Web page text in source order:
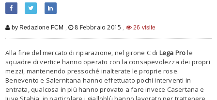
by Redazione FCM , 8 Febbraio 2015 , 26 visite
Alla fine del mercato di riparazione, nel girone C di Lega Prole
squadre di vertice hanno operato con la consapevolezza dei propri
mezzi, mantenendo pressoché inalterate le proprie rose.
Benevento e Salernitana hanno effettuato pochi interventi in
entrata, qualcosa in più hanno provato a fare invece Casertana e